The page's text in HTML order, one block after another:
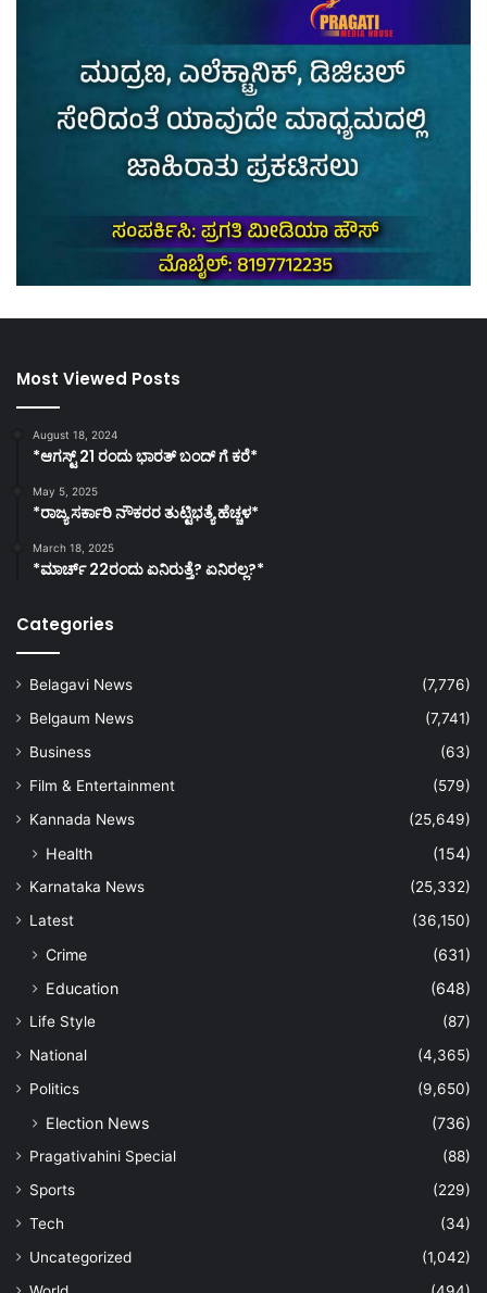
Most Viewed Posts
August 18, 2024
*ಆಗಸ್ಟ್ 21 ರಂದು ಭಾರತ್‌ ಬಂದ್‌ ಗೆ ಕರೆ*
May 5, 2025
*ರಾಜ್ಯ ಸರ್ಕಾರಿ ನೌಕರರ ತುಟ್ಟಿಭತ್ಯೆ ಹೆಚ್ಚಳ*
March 18, 2025
*ಮಾರ್ಚ್ 22ರಂದು ಏನಿರುತ್ತೆ? ಏನಿರಲ್ಲ?*
Categories
Belagavi News
(7,776)
Belgaum News
(7,741)
Business
(63)
Film & Entertainment
(579)
Kannada News
(25,649)
Health (154)
Karnataka News
(25,332)
Latest
(36,150)
Crime
(631)
Education
(648)
Life Style
(87)
National
(4,365)
Politics
(9,650)
Election News (736)
Pragativahini Special
(88)
Sports
(229)
Tech
(34)
Uncategorized
(1,042)